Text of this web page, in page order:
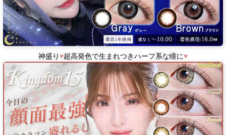
神盛り♥超高発色で生まれつきハーフ系な瞳に♥